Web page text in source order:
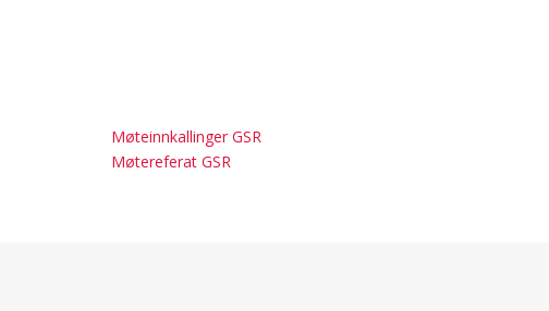
Møteinnkallinger GSR
Møtereferat GSR